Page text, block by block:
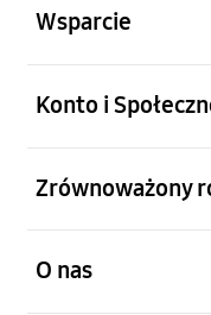
Wsparcie
Konto i
Zrównoważony
O nas